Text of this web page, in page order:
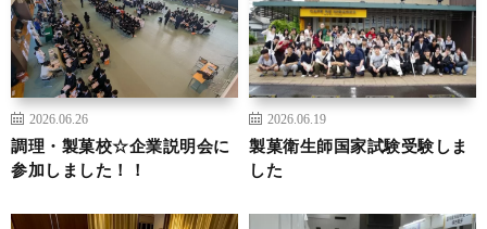
2026.06.26
調理・製菓校☆企業説明会に
参加しました！！
2026.06.19
製菓衛生師国家試験受験しま
した